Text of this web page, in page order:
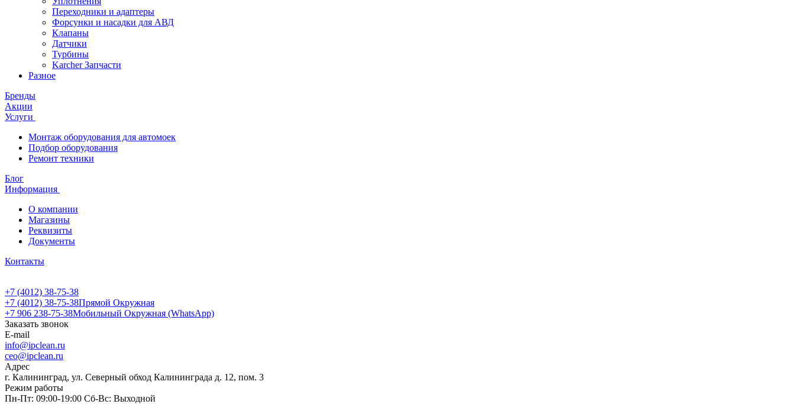
Переходники и адаптеры
Форсунки и насадки для АВД
Клапаны
Датчики
Турбины
Karcher Запчасти
Разное
Бренды
Акции
Услуги
Монтаж оборудования для автомоек
Подбор оборудования
Ремонт техники
Блог
Информация
О компании
Магазины
Реквизиты
Документы
Контакты
+7 (4012) 38-75-38
+7 (4012) 38-75-38Прямой Окружная
+7 906 238-75-38Мобильный Окружная (WhatsApp)
Заказать звонок
E-mail
info@ipclean.ru
ceo@ipclean.ru
Адрес
г. Калининград, ул. Северный обход Калининграда д. 12, пом. 3
Режим работы
Пн-Пт: 09:00-19:00 Сб-Вс: Выходной